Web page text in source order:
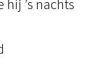
’s nachts